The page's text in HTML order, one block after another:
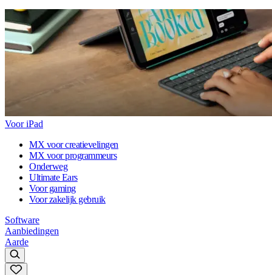
Voor iPad
MX voor creatievelingen
MX voor programmeurs
Onderweg
Ultimate Ears
Voor gaming
Voor zakelijk gebruik
Software
Aanbiedingen
Aarde